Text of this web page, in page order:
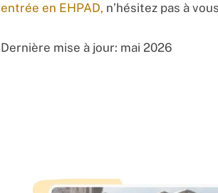
entrée en EHPAD, n’hésitez pas à
Dernière mise à jour: mai 2026